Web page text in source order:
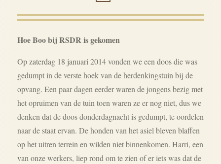
Hoe Boo bij RSDR is gekomen
Op zaterdag 18 januari 2014 vonden we een doos die was
gedumpt in de verste hoek van de herdenkingstuin bij de
opvang. Een paar dagen eerder waren de jongens bezig met
het opruimen van de tuin toen waren ze er nog niet, dus we
denken dat de doos donderdagnacht is gedumpt, te oordelen
naar de staat ervan. De honden van het asiel bleven blaffen
op het uitren terrein en wilden niet binnenkomen. Harri, een
van onze werkers, liep rond om te zien of er iets was dat de